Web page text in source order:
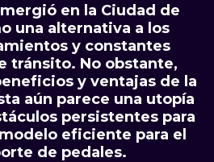
en la Ciudad de
una alternativa a los
y constantes
tránsito. No obstante,
y ventajas de la
aún parece una utopía
persistentes para
eficiente para el
de pedales.